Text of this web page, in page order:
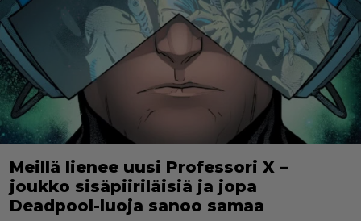
Meillä lienee uusi Professori X –
joukko sisäpiiriläisiä ja jopa
Deadpool-luoja sanoo samaa